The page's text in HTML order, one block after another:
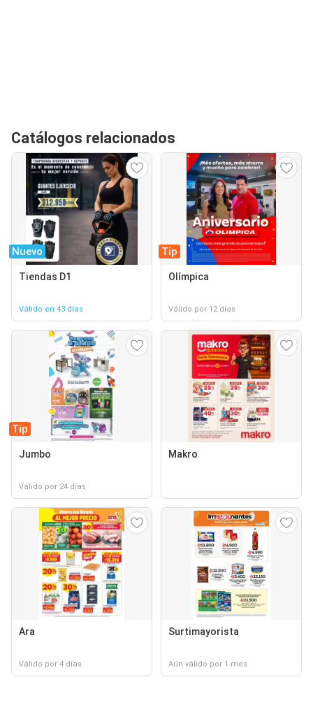
Catálogos relacionados
Nuevo
Tiendas D1
Válido en 43 días
Tip
Olímpica
Válido por 12 días
Tip
Jumbo
Válido por 24 días
Makro
Ara
Válido por 4 días
Surtimayorista
Aún válido por 1 mes